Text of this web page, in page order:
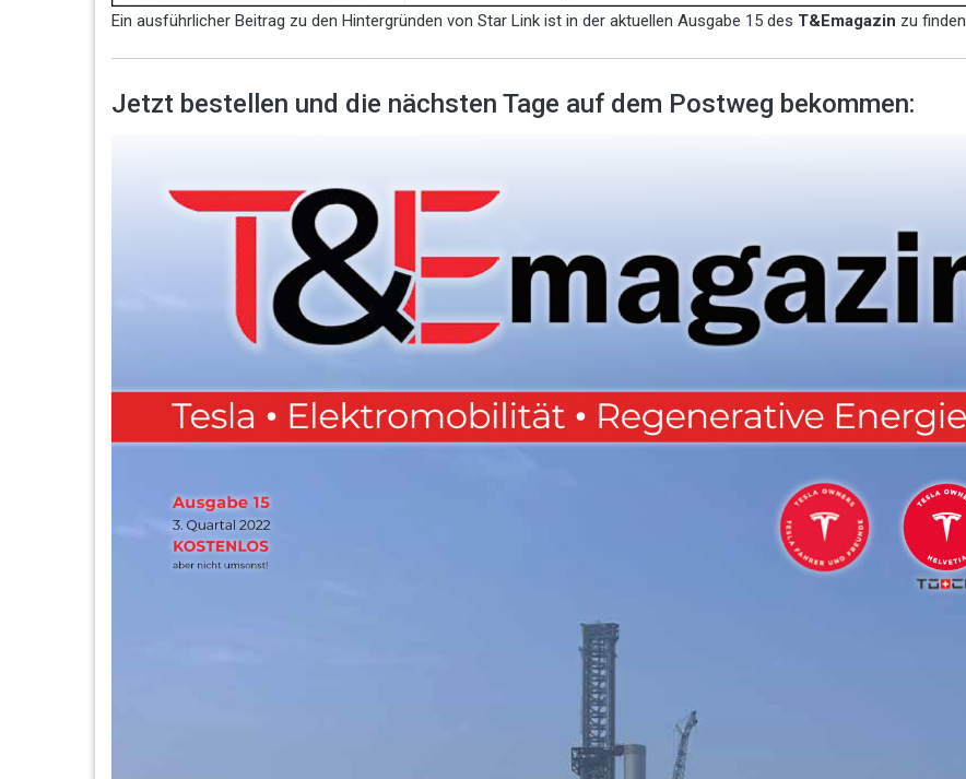
Ein ausführlicher Beitrag zu den Hintergründen von Star Link ist in der aktuellen Ausgabe 15 des T&Emagazin zu finden
Jetzt bestellen und die nächsten Tage auf dem Postweg bekommen: